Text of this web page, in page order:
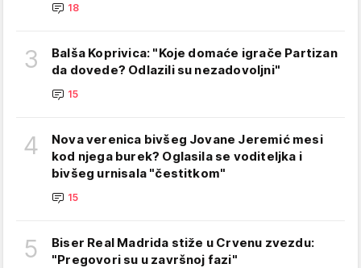
18
3
Balša Koprivica: "Koje domaće igrače Partizan
da dovede? Odlazili su nezadovoljni"
15
4
Nova verenica bivšeg Jovane Jeremić mesi
kod njega burek? Oglasila se voditeljka i
bivšeg urnisala "čestitkom"
15
5
Biser Real Madrida stiže u Crvenu zvezdu:
"Pregovori su u završnoj fazi"